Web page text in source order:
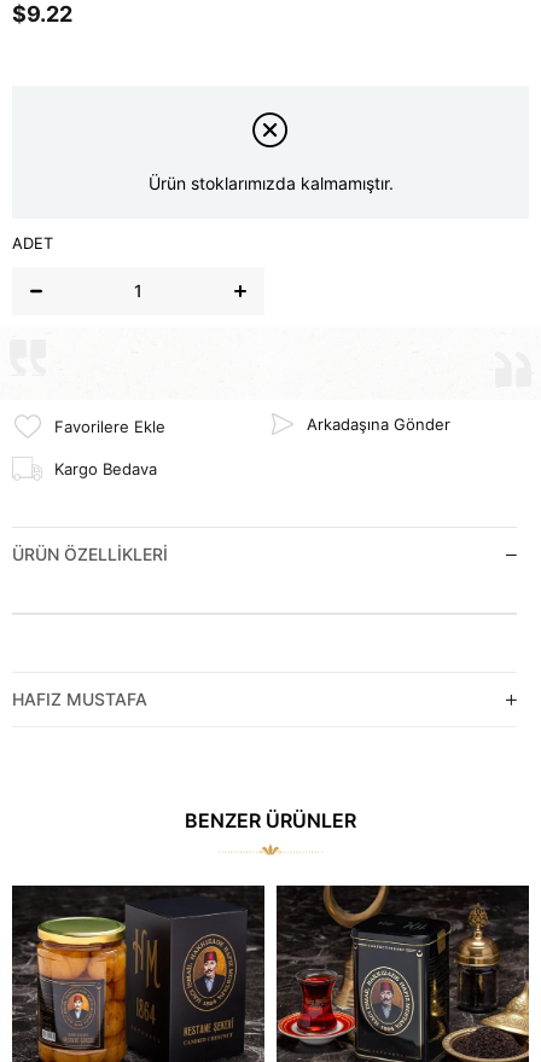
$9.22
Ürün stoklarımızda kalmamıştır.
ADET
Favorilere Ekle
Kargo Bedava
Arkadaşına Gönder
ÜRÜN ÖZELLIKLERI
HAFIZ MUSTAFA
BENZER ÜRÜNLER